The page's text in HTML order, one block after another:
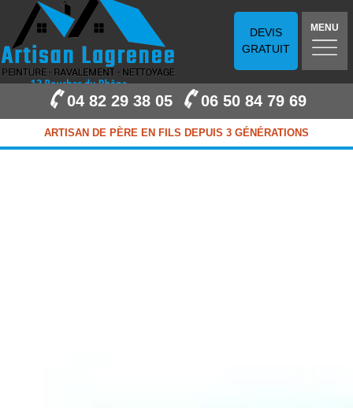
DEVIS
GRATUIT
MENU
04 82 29 38 05 06 50 84 79 69
ARTISAN DE PÈRE EN FILS DEPUIS 3 GÉNÉRATIONS